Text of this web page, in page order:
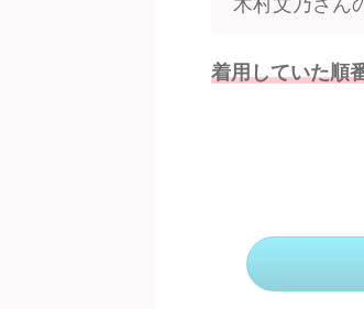
着用していた順